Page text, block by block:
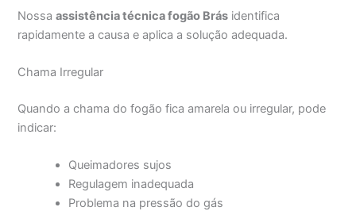
Nossaassistência técnica fogão Brás identifica
rapidamente a causa e aplica a solução adequada.
Chama Irregular
Quando a chama do fogão fica amarela ou irregular, pode
indicar:
Queimadores sujos
Regulagem inadequada
Problema na pressão do gás